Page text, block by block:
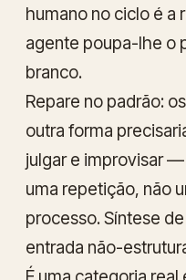
humano no ciclo é a
agente poupa-lhe o
branco.
Repare no padrão:
outra forma
julgar e improvisar
uma repetição, não
processo. Síntese
entrada não-